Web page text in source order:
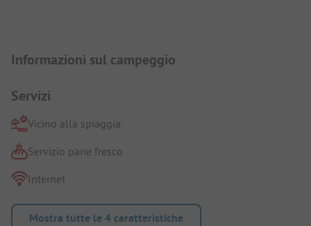
Informazioni sul campeggio
Servizi
Vicino alla spiaggia
Servizio pane fresco
Internet
Mostra tutte le 4 caratteristiche